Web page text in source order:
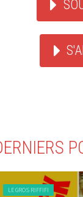
LE GROS RIFFIFI